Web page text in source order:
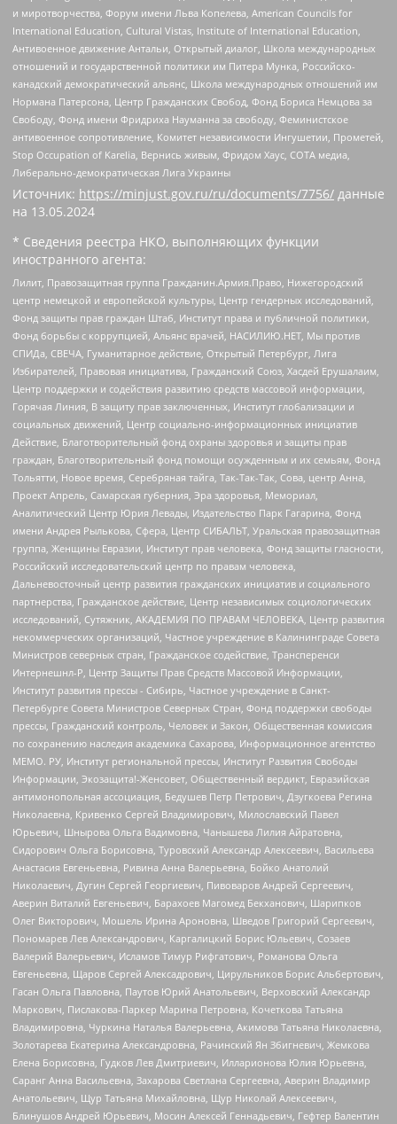
и миротворчества, Форум имени Льва Копелева, American Councils for
International Education, Cultural Vistas, Institute of International Education,
Антивоенное движение Антальи, Открытый диалог, Школа международных
отношений и государственной политики им Питера Мунка, Российско-
канадский демократический альянс, Школа международных отношений им
Нормана Патерсона, Центр Гражданских Свобод, Фонд Бориса Немцова за
Свободу, Фонд имени Фридриха Науманна за свободу, Феминистское
антивоенное сопротивление, Комитет независимости Ингушетии, Прометей,
Stop Occupation of Karelia, Вернись живым, Фридом Хаус, СОТА медиа,
Либерально-демократическая Лига Украины
Источник: https://minjust.gov.ru/ru/documents/7756/ данные
на 13.05.2024
* Сведения реестра НКО, выполняющих функции
иностранного агента:
Лилит, Правозащитная группа Гражданин.Армия.Право, Нижегородский
центр немецкой и европейской культуры, Центр гендерных исследований,
Фонд защиты прав граждан Штаб, Институт права и публичной политики,
Фонд борьбы с коррупцией, Альянс врачей, НАСИЛИЮ.НЕТ, Мы против
СПИДа, СВЕЧА, Гуманитарное действие, Открытый Петербург, Лига
Избирателей, Правовая инициатива, Гражданский Союз, Хасдей Ерушалаим,
Центр поддержки и содействия развитию средств массовой информации,
Горячая Линия, В защиту прав заключенных, Институт глобализации и
социальных движений, Центр социально-информационных инициатив
Действие, Благотворительный фонд охраны здоровья и защиты прав
граждан, Благотворительный фонд помощи осужденным и их семьям, Фонд
Тольятти, Новое время, Серебряная тайга, Так-Так-Так, Сова, центр Анна,
Проект Апрель, Самарская губерния, Эра здоровья, Мемориал,
Аналитический Центр Юрия Левады, Издательство Парк Гагарина, Фонд
имени Андрея Рылькова, Сфера, Центр СИБАЛЬТ, Уральская правозащитная
группа, Женщины Евразии, Институт прав человека, Фонд защиты гласности,
Российский исследовательский центр по правам человека,
Дальневосточный центр развития гражданских инициатив и социального
партнерства, Гражданское действие, Центр независимых социологических
исследований, Сутяжник, АКАДЕМИЯ ПО ПРАВАМ ЧЕЛОВЕКА, Центр развития
некоммерческих организаций, Частное учреждение в Калининграде Совета
Министров северных стран, Гражданское содействие, Трансперенси
Интернешнл-Р, Центр Защиты Прав Средств Массовой Информации,
Институт развития прессы - Сибирь, Частное учреждение в Санкт-
Петербурге Совета Министров Северных Стран, Фонд поддержки свободы
прессы, Гражданский контроль, Человек и Закон, Общественная комиссия
по сохранению наследия академика Сахарова, Информационное агентство
МЕМО. РУ, Институт региональной прессы, Институт Развития Свободы
Информации, Экозащита!-Женсовет, Общественный вердикт, Евразийская
антимонопольная ассоциация, Бедушев Петр Петрович, Дзугкоева Регина
Николаевна, Кривенко Сергей Владимирович, Милославский Павел
Юрьевич, Шнырова Ольга Вадимовна, Чанышева Лилия Айратовна,
Сидорович Ольга Борисовна, Туровский Александр Алексеевич, Васильева
Анастасия Евгеньевна, Ривина Анна Валерьевна, Бойко Анатолий
Николаевич, Дугин Сергей Георгиевич, Пивоваров Андрей Сергеевич,
Аверин Виталий Евгеньевич, Барахоев Магомед Бекханович, Шарипков
Олег Викторович, Мошель Ирина Ароновна, Шведов Григорий Сергеевич,
Пономарев Лев Александрович, Каргалицкий Борис Юльевич, Созаев
Валерий Валерьевич, Исламов Тимур Рифгатович, Романова Ольга
Евгеньевна, Щаров Сергей Алексадрович, Цирульников Борис Альбертович,
Гасан Ольга Павловна, Паутов Юрий Анатольевич, Верховский Александр
Маркович, Пислакова-Паркер Марина Петровна, Кочеткова Татьяна
Владимировна, Чуркина Наталья Валерьевна, Акимова Татьяна Николаевна,
Золотарева Екатерина Александровна, Рачинский Ян Збигневич, Жемкова
Елена Борисовна, Гудков Лев Дмитриевич, Илларионова Юлия Юрьевна,
Саранг Анна Васильевна, Захарова Светлана Сергеевна, Аверин Владимир
Анатольевич, Щур Татьяна Михайловна, Щур Николай Алексеевич,
Блинушов Андрей Юрьевич, Мосин Алексей Геннадьевич, Гефтер Валентин